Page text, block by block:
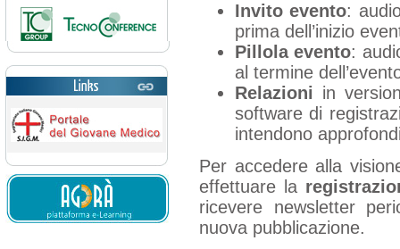
Invito evento:
prima dell’inizio
Pillola evento:
al termine
Relazioni in
software di
intendono
Per accedere alla
effettuare la
ricevere newsletter
nuova pubblicazione.